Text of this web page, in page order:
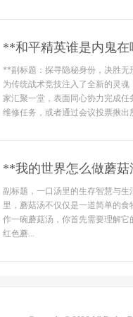
**和平精英谁是内鬼
**副标题：探寻隐秘身份，决胜
为传统战术竞技注入了全新的灵
家汇聚一堂，表面同心协力完成
维修任务，或者通过会议投票揪
**我的世界怎么做蘑
副标题，一口汤里的生存智慧与
里，蘑菇汤不仅仅是一道简单的
作一碗蘑菇汤，你首先需要理解
红色蘑...